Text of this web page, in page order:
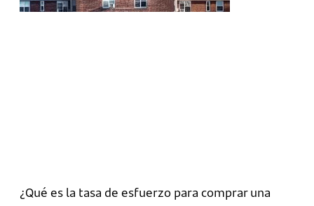
¿Qué es la tasa de esfuerzo para comprar una